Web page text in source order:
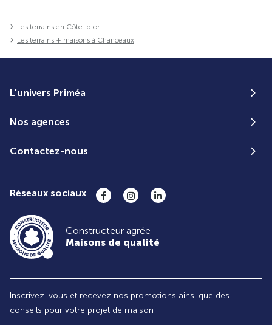
Les terrains en Côte-d'or
Les terrains + maisons à Chanceaux
L'univers Priméa
Nos agences
Contactez-nous
Réseaux sociaux
Constructeur agrée
Maisons de qualité
Inscrivez-vous et recevez nos promotions ainsi que des
conseils pour votre projet de maison